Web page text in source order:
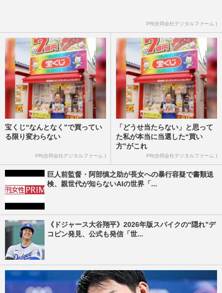
PR(合同会社デジタルファーム )
宝くじ“なんとなく”で買ってい
る限り変わらない
PR(合同会社デジタルファーム )
「どうせ当たらない」と思って
た私が本当に当選した“買い
方”がこれ
PR(合同会社デジタルファーム )
巨人前監督・阿部慎之助が長女への暴行容疑で書類送
検、親世代が知らないAIの世界「...
《ドジャース大谷翔平》2026年版スパイクの“隠れ”デ
コピン発見、公式も発信「世...